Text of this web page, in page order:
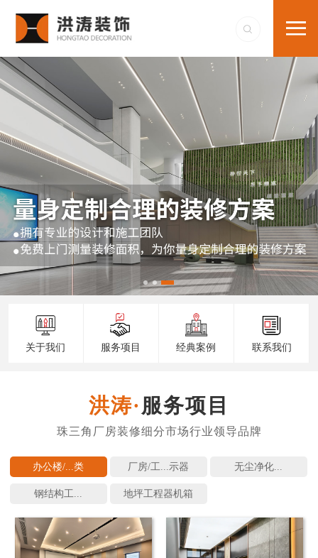
关于我们 服务项目 经典案例 联系我们
服务项目
办公楼/... 厂房/工... 无尘净化...
钢结构工... 地坪工程